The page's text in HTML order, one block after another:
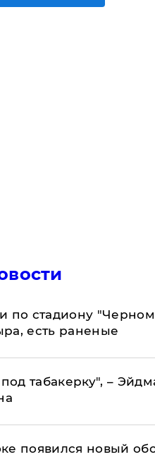
по стадиону
есть раненые
под табакерку", –
появился новый